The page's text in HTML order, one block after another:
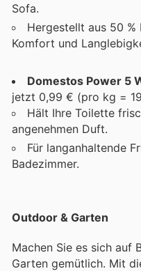
Sofa.
Hergestellt aus 50
Komfort und
Domestos Power 5
jetzt 0,99 € (pro kg =
Hält Ihre Toilette
angenehmen Duft.
Für langanhaltende
Badezimmer.
Outdoor & Garten
Machen Sie es sich auf
Garten gemütlich. Mit